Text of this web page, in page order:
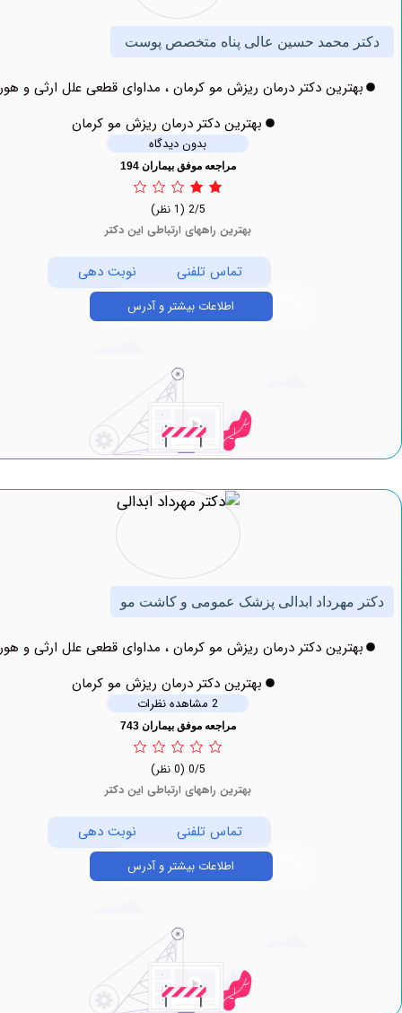
محمد حسین عالی پناه متخصص پوست
دکتر درمان ریزش مو کرمان ، مداوای قطعی علل ارثی و هورمونی
بهترین دکتر درمان ریزش مو کرمان
بدون دیدگاه
مراجعه موفق بیماران 194
بهترین راههای ارتباطی این دکتر
تماس تلفنی نوبت دهی
اطلاعات بیشتر و آدرس
مهرداد ابدالی پزشک عمومی و کاشت مو
دکتر درمان ریزش مو کرمان ، مداوای قطعی علل ارثی و هورمونی
بهترین دکتر درمان ریزش مو کرمان
مراجعه موفق بیماران 743
بهترین راههای ارتباطی این دکتر
تماس تلفنی نوبت دهی
اطلاعات بیشتر و آدرس